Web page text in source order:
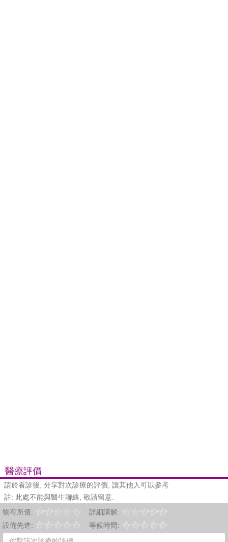
醫療評價
請於看診後, 分享對次診療的評價, 讓其他人可以參考
註: 此處不能與醫生聯絡, 敬請留意.
物有所值:
詳細講解:
設備先進:
等候時間: